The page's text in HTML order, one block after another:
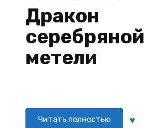
Дракон
серебряной
метели
Читать полностью